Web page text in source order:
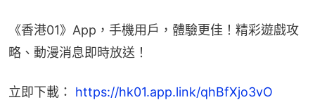
《香港01》App，手機用戶，體驗更佳！精彩遊戲攻
略、動漫消息即時放送！
立即下載： https://hk01.app.link/qhBfXjo3vO